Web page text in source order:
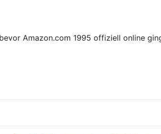
Amazon.com 1995 offiziell online